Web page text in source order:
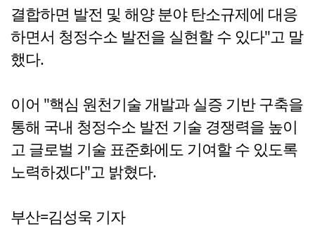
결합하면 발전 및 해양 분야 탄소규제에 대응
하면서 청정수소 발전을 실현할 수 있다"고 말
했다.
이어 "핵심 원천기술 개발과 실증 기반 구축을
통해 국내 청정수소 발전 기술 경쟁력을 높이
고 글로벌 기술 표준화에도 기여할 수 있도록
노력하겠다"고 밝혔다.
부산=김성욱 기자